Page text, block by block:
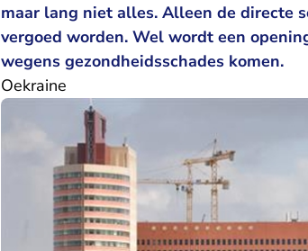
maar lang niet alles. Alleen de directe
vergoed worden. Wel wordt een
wegens gezondheidsschades komen.
Oekraine